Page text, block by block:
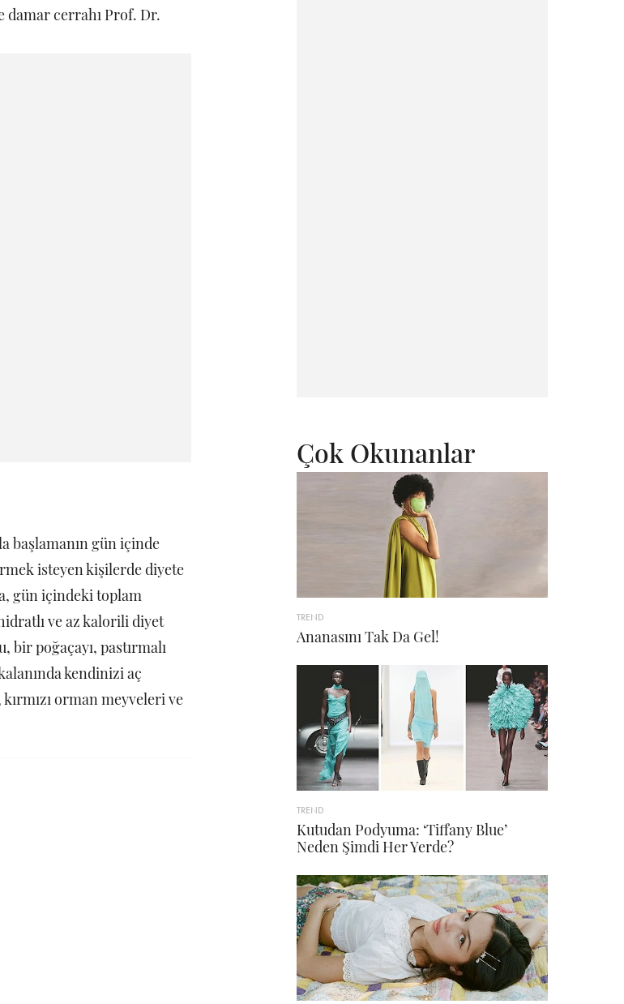
damar cerrahı Prof. Dr.
başlamanın gün içinde
isteyen kişilerde diyete
gün içindeki toplam
ve az kalorili diyet
poğaçayı, pastırmalı
kendinizi aç
orman meyveleri ve
Çok Okunanlar
TREND
Ananasını Tak Da Gel!
TREND
Kutudan Podyuma: ‘Tiffany Blue’
Neden Şimdi Her Yerde?